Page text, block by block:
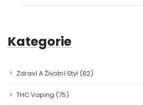
Kategorie
Zdraví A Životní Styl (82)
THC Vaping (75)